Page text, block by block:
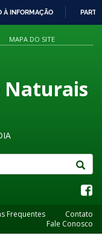
À INFORMAÇÃO
MAPA DO SITE
Naturais
Frequentes
Contato
Fale Conosco